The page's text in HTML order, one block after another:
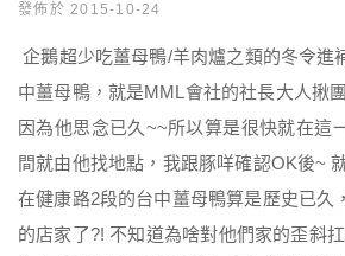
發佈於 2015-10-24
企鵝超少吃薑母鴨/羊肉爐之類的冬令進
中薑母鴨，就是MML會社的社長大人揪
因為他思念已久~~所以算是很快就在這
間就由他找地點，我跟豚咩確認OK後~
在健康路2段的台中薑母鴨算是歷史已久
的店家了?! 不知道為啥對他們家的歪斜